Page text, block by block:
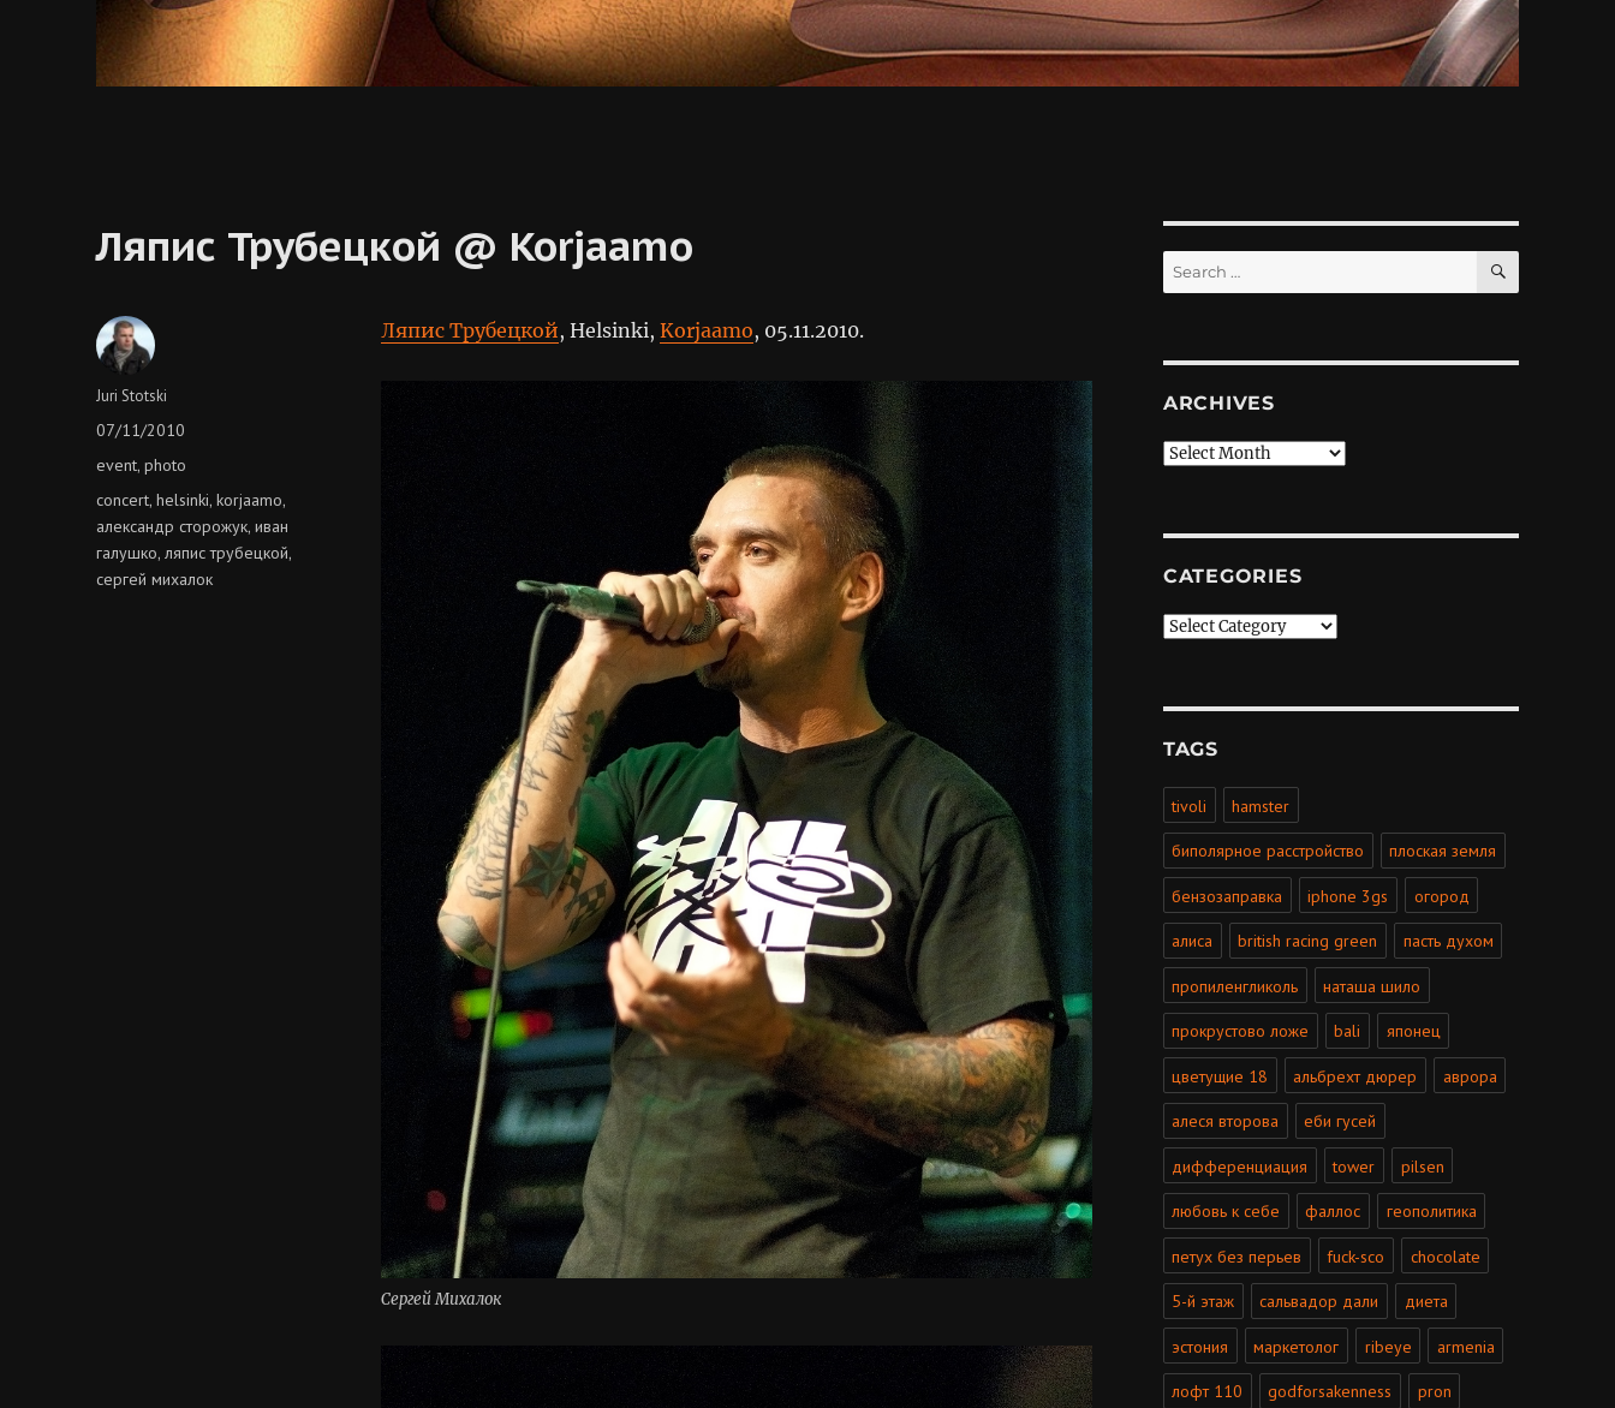
Ляпис Трубецкой @ Korjaamo
Ляпис Трубецкой, Helsinki, Korjaamo, 05.11.2010.
Сергей Михалок
Author
Juri Stotski
Posted
07/11/2010
Categories
event,photo
Tags
concert,helsinki,korjaamo,
александр сторожук,иван
галушко, ляпис трубецкой,
сергей михалок
Search
for:
SEARCH
ARCHIVES
Archives
CATEGORIES
Categories
TAGS
tivoli hamster
биполярное расстройство плоская земля
бензозаправка iphone 3gs огород
алиса british racing green пасть духом
пропиленгликоль наташа шило
прокрустово ложе bali японец
цветущие 18 альбрехт дюрер аврора
алеся второва еби гусей
дифференциация tower pilsen
любовь к себе фаллос геополитика
петух без перьев fuck-sco chocolate
5-й этаж сальвадор дали диета
эстония маркетолог ribeye armenia
лофт 110 godforsakenness pron